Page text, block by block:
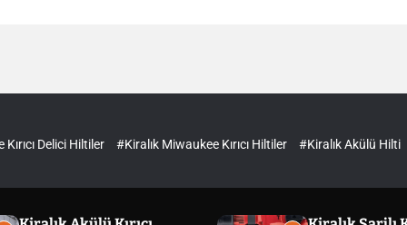
Delici Hiltiler #Kiralık Miwaukee Kırıcı Hiltiler #Kiralık Akülü Hilti